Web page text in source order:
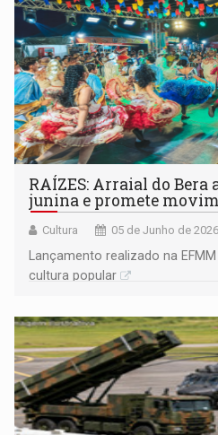
RAÍZES: Arraial do Bera
junina e promete
Cultura 05 de Junho de
Lançamento realizado na
cultura popular